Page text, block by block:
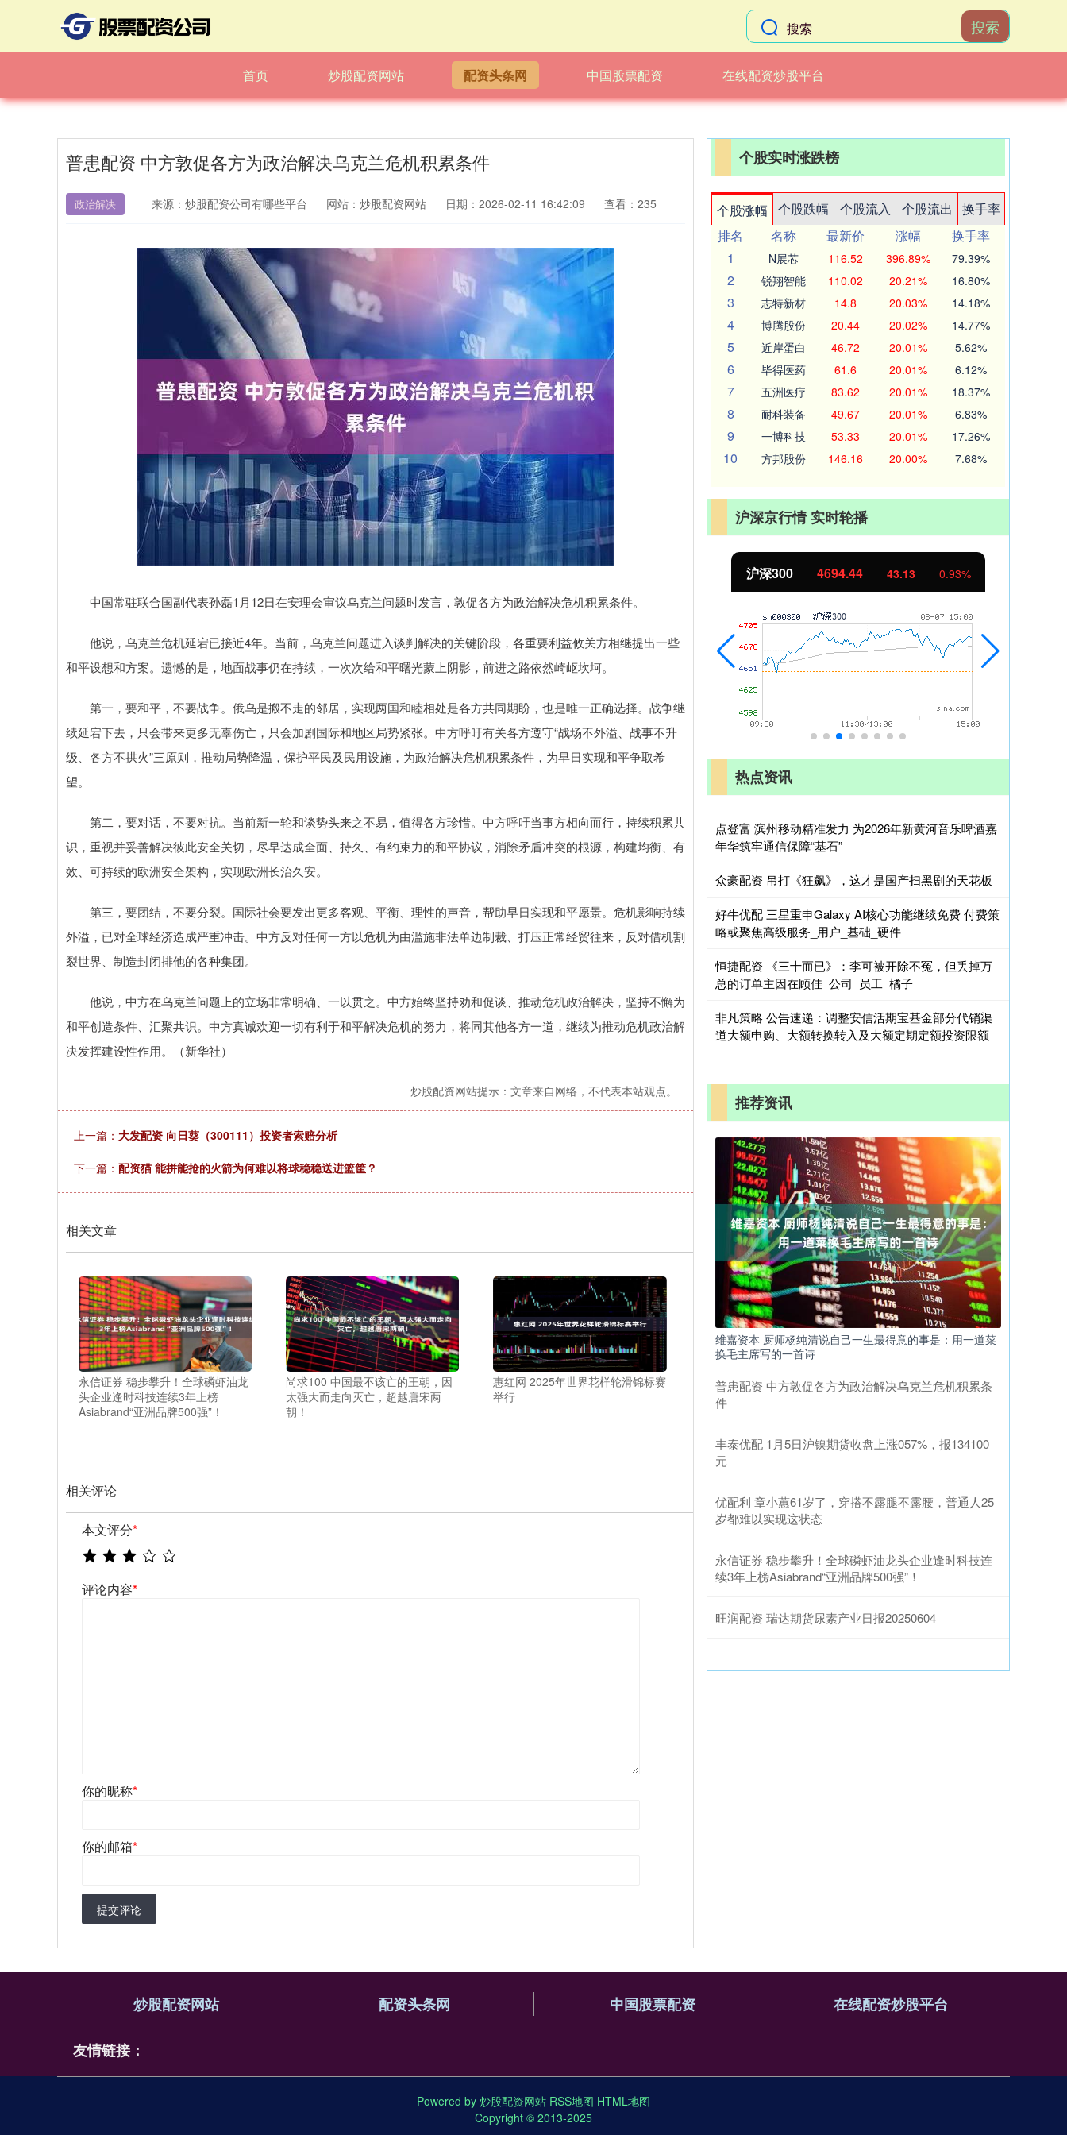
搜索
首页 炒股配资网站 配资头条网 中国股票配资 在线配资炒股平台
普患配资 中方敦促各方为政治解决乌克兰危机积累条件
政治解决 来源：炒股配资公司有哪些平台 网站：炒股配资网站 日期：2026-02-11 16:42:09 查看：235
中国常驻联合国副代表孙磊1月12日在安理会审议乌克兰问题时发言，敦促各方为政治解决危机积累条件。
他说，乌克兰危机延宕已接近4年。当前，乌克兰问题进入谈判解决的关键阶段，各重要利益攸关方相继提出一些
和平设想和方案。遗憾的是，地面战事仍在持续，一次次给和平曙光蒙上阴影，前进之路依然崎岖坎坷。
第一，要和平，不要战争。俄乌是搬不走的邻居，实现两国和睦相处是各方共同期盼，也是唯一正确选择。战争继
续延宕下去，只会带来更多无辜伤亡，只会加剧国际和地区局势紧张。中方呼吁有关各方遵守“战场不外溢、战事不升
级、各方不拱火”三原则，推动局势降温，保护平民及民用设施，为政治解决危机积累条件，为早日实现和平争取希
望。
第二，要对话，不要对抗。当前新一轮和谈势头来之不易，值得各方珍惜。中方呼吁当事方相向而行，持续积累共
识，重视并妥善解决彼此安全关切，尽早达成全面、持久、有约束力的和平协议，消除矛盾冲突的根源，构建均衡、有
效、可持续的欧洲安全架构，实现欧洲长治久安。
第三，要团结，不要分裂。国际社会要发出更多客观、平衡、理性的声音，帮助早日实现和平愿景。危机影响持续
外溢，已对全球经济造成严重冲击。中方反对任何一方以危机为由滥施非法单边制裁、打压正常经贸往来，反对借机割
裂世界、制造封闭排他的各种集团。
他说，中方在乌克兰问题上的立场非常明确、一以贯之。中方始终坚持劝和促谈、推动危机政治解决，坚持不懈为
和平创造条件、汇聚共识。中方真诚欢迎一切有利于和平解决危机的努力，将同其他各方一道，继续为推动危机政治解
决发挥建设性作用。（新华社）
炒股配资网站提示：文章来自网络，不代表本站观点。
上一篇： 大发配资 向日葵（300111）投资者索赔分析
下一篇： 配资猫 能拼能抢的火箭为何难以将球稳稳送进篮筐？
相关文章
永信证券 稳步攀升！全球磷虾油龙
头企业逢时科技连续3年上榜
Asiabrand“亚洲品牌500强”！
尚求100 中国最不该亡的王朝，因
太强大而走向灭亡，超越唐宋两
朝！
惠红网 2025年世界花样轮滑锦标赛
举行
相关评论
本文评分*
评论内容*
你的昵称*
你的邮箱*
提交评论
个股实时涨跌榜
个股涨幅 个股跌幅 个股流入 个股流出
换手率
排名
名称 最新价 涨幅
换手率
1
N展芯 116.52 396.89% 79.39%
2 锐翔智能 110.02 20.21% 16.80%
3 志特新材 14.8 20.03% 14.18%
4 博腾股份 20.44 20.02% 14.77%
5 近岸蛋白 46.72 20.01% 5.62%
6 毕得医药 61.6 20.01% 6.12%
7 五洲医疗 83.62 20.01% 18.37%
8 耐科装备 49.67 20.01% 6.83%
9 一博科技 53.33 20.01% 17.26%
10 方邦股份 146.16 20.00% 7.68%
沪深京行情 实时轮播
4694.44 43.13 0.93%
热点资讯
点登富 滨州移动精准发力 为2026年新黄河音乐啤酒嘉
年华筑牢通信保障“基石”
众豪配资 吊打《狂飙》，这才是国产扫黑剧的天花板
好牛优配 三星重申Galaxy AI核心功能继续免费 付费策
略或聚焦高级服务_用户_基础_硬件
恒捷配资 《三十而已》：李可被开除不冤，但丢掉万
总的订单主因在顾佳_公司_员工_橘子
非凡策略 公告速递：调整安信活期宝基金部分代销渠
道大额申购、大额转换转入及大额定期定额投资限额
推荐资讯
维嘉资本 厨师杨纯清说自己一生最得意的事是：用一道菜
换毛主席写的一首诗
普患配资 中方敦促各方为政治解决乌克兰危机积累条
件
丰泰优配 1月5日沪镍期货收盘上涨057%，报134100
元
优配利 章小蕙61岁了，穿搭不露腿不露腰，普通人25
岁都难以实现这状态
永信证券 稳步攀升！全球磷虾油龙头企业逢时科技连
续3年上榜Asiabrand“亚洲品牌500强”！
旺润配资 瑞达期货尿素产业日报20250604
炒股配资网站 配资头条网 中国股票配资 在线配资炒股平台
友情链接：
Powered by 炒股配资网站 RSS地图 HTML地图
Copyright © 2013-2025